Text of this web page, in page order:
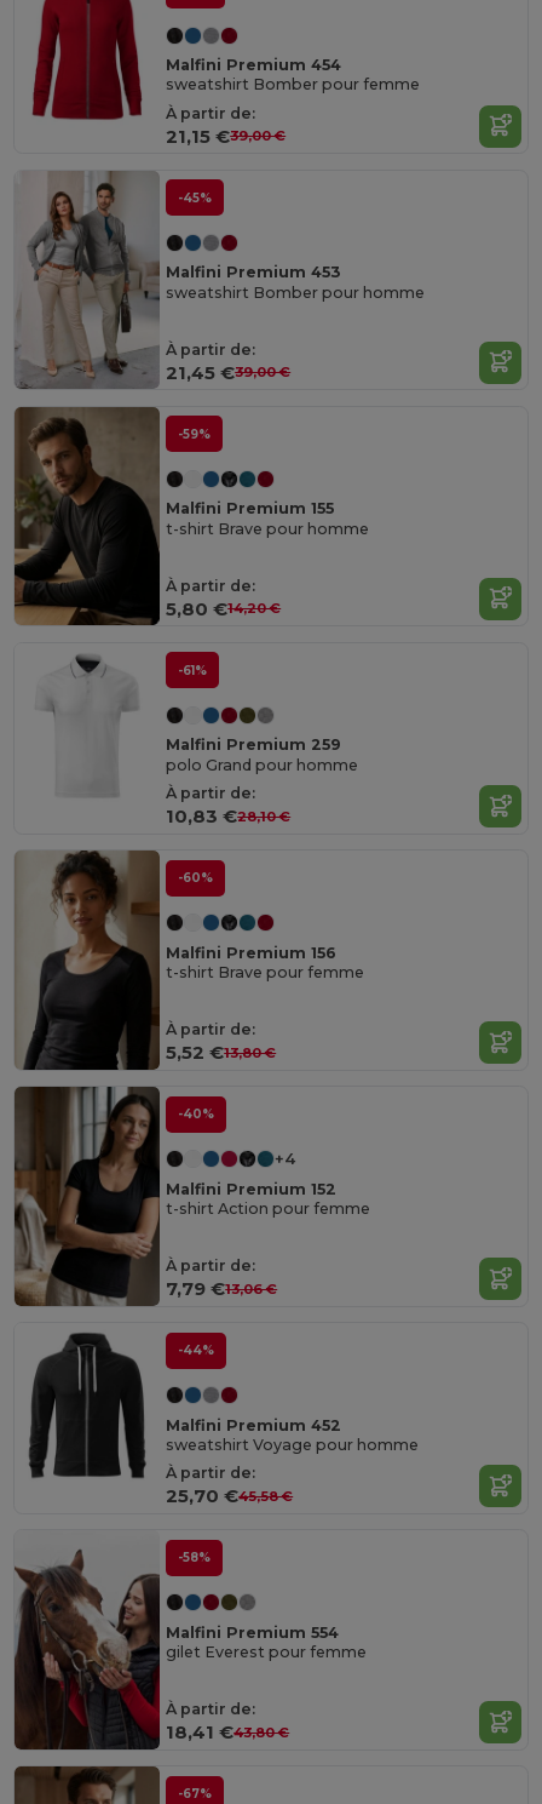
Malfini Premium 454
sweatshirt Bomber pour femme
À partir de:
21,15 €39,00 €
-45%
Malfini Premium 453
sweatshirt Bomber pour homme
À partir de:
21,45 €39,00 €
-59%
Malfini Premium 155
t-shirt Brave pour homme
À partir de:
5,80 €14,20 €
-61%
Malfini Premium 259
polo Grand pour homme
À partir de:
10,83 €28,10 €
-60%
Malfini Premium 156
t-shirt Brave pour femme
À partir de:
5,52 €13,80 €
-40%
+4
Malfini Premium 152
t-shirt Action pour femme
À partir de:
7,79 €13,06 €
-44%
Malfini Premium 452
sweatshirt Voyage pour homme
À partir de:
25,70 €45,58 €
-58%
Malfini Premium 554
gilet Everest pour femme
À partir de:
18,41 €43,80 €
-67%